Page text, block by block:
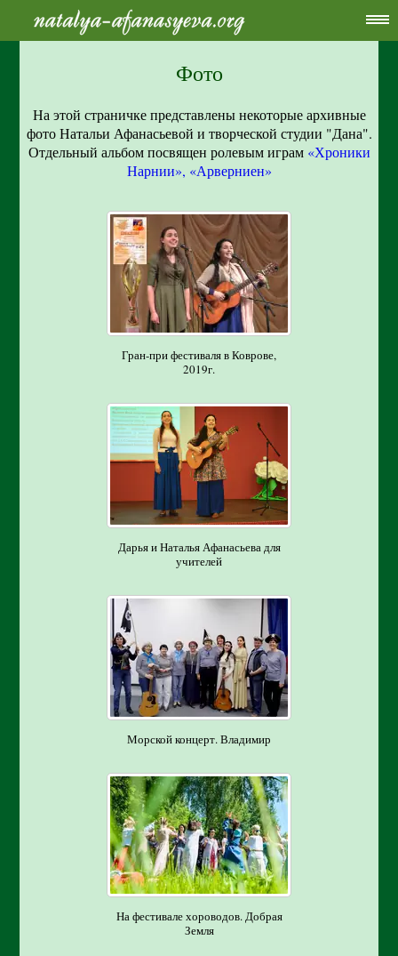
Фото
На этой страничке представлены некоторые архивные
фото Натальи Афанасьевой и творческой студии "Дана".
Отдельный альбом посвящен ролевым играм «Хроники
Нарнии», «Арверниен»
Гран-при фестиваля в Коврове,
2019г.
Дарья и Наталья Афанасьева для
учителей
Морской концерт. Владимир
На фестивале хороводов. Добрая
Земля